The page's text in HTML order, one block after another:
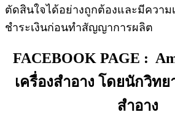
ตัดสินใจได้อย่างถูกต้องและมีความ
ชำระเงินก่อนทำสัญญาการผลิต
FACEBOOK PAGE :
เครื่องสำอาง โดยนักวิทย
สำอาง